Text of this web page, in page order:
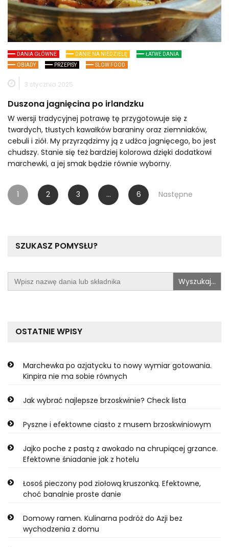
DANIA GŁÓWNE DANIE NA NIEDZIELĘ
ŁATWE DANIA
OBIADY
PRZEPISY SLOW FOOD
3 stycznia 2025
Duszona jagnięcina po irlandzku
W wersji tradycyjnej potrawę tę przygotowuje się z
twardych, tłustych kawałków baraniny oraz ziemniaków,
cebuli i ziół. My przyrządzimy ją z udźca jagnięcego, bo jest
chudszy. Stanie się też bardziej kolorowa dzięki dodatkowi
marchewki, a jej smak będzie równie wyborny.
Stronicowanie
wpisów
1 2 3 … 6 Następne
SZUKASZ POMYSŁU?
Search
for:
OSTATNIE WPISY
Marchewka po azjatycku to nowy wymiar gotowania.
Kinpira nie ma sobie równych
Jak wybrać najlepsze brzoskwinie? Check lista
Pyszne i efektowne ciasto z musem brzoskwiniowym
Jajko poche z pastą z awokado na chrupiącej grzance.
Efektowne śniadanie jak z hotelu
Łosoś pieczony pod ziołową kruszonką. Efektowne,
choć banalnie proste danie
Domowy ramen. Kulinarna podróż do Azji bez
wychodzenia z domu